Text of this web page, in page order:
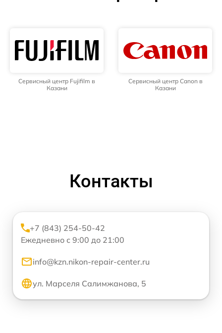
Сервисный центр Fujifilm в
Казани
Сервисный центр Canon в
Казани
Контакты
+7 (843) 254-50-42
Ежедневно с 9:00 до 21:00
info@kzn.nikon-repair-center.ru
ул. Марселя Салимжанова, 5